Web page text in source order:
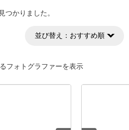
つかりました。
並び替え： おすすめ順
フォトグラファーを表示